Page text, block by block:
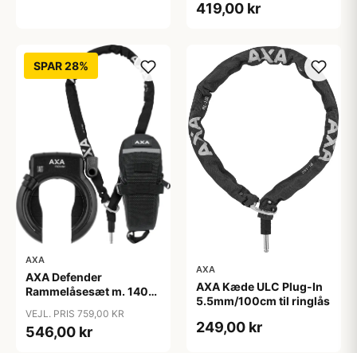
419,00 kr
SPAR 28%
AXA
AXA Defender
Rammelåsesæt m. 140
VEJL. PRIS 759,00 KR
546,00 kr
AXA
AXA Kæde ULC Plug-In
5.5mm/100cm til ringlås
249,00 kr